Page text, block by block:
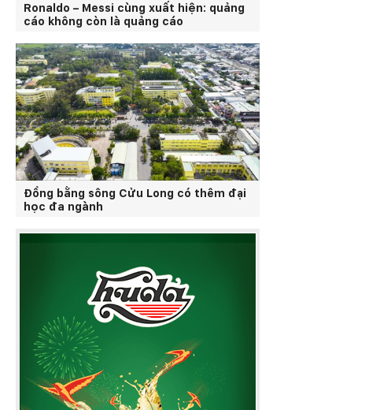
Ronaldo – Messi cùng xuất hiện: quảng
cáo không còn là quảng cáo
Đồng bằng sông Cửu Long có thêm đại
học đa ngành